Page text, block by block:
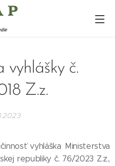
vyhlášky č.
Z.z.
vyhláška Ministerstva
republiky č. 76/2023 Z.z.,